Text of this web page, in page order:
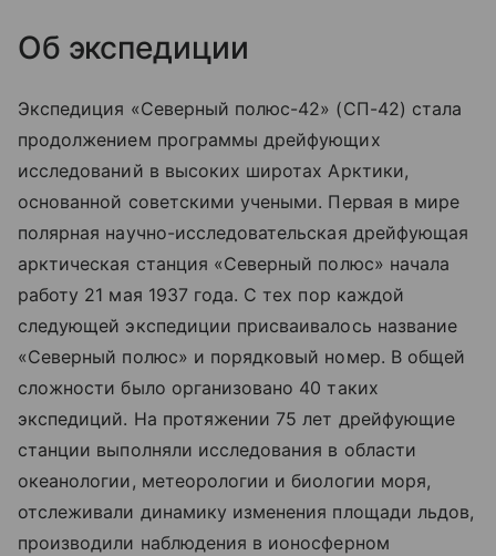
Об экспедиции
Экспедиция «Северный полюс-42» (СП-42) стала
продолжением программы дрейфующих
исследований в высоких широтах Арктики,
основанной советскими учеными. Первая в мире
полярная научно-исследовательская дрейфующая
арктическая станция «Северный полюс» начала
работу 21 мая 1937 года. С тех пор каждой
следующей экспедиции присваивалось название
«Северный полюс» и порядковый номер. В общей
сложности было организовано 40 таких
экспедиций. На протяжении 75 лет дрейфующие
станции выполняли исследования в области
океанологии, метеорологии и биологии моря,
отслеживали динамику изменения площади льдов,
производили наблюдения в ионосферном